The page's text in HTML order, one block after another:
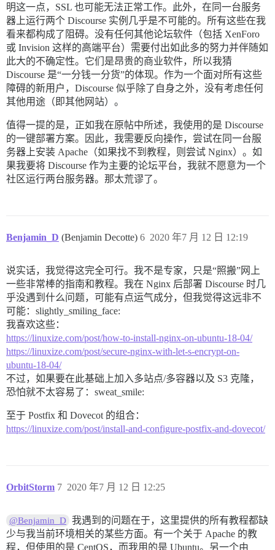
明这一点，SSL 也可能无法正常工作。此外，在同一台服务
器上运行两个 Discourse 实例几乎是不可能的。所有这些在我
看来都构成了阻碍。没有任何其他论坛软件（包括 XenForo
或 Invision 这样的高端平台）需要付出如此多的努力并伴随如
此大的不确定性。它们是昂贵的商业软件，所以我猜
Discourse 是“一分钱一分货”的体现。作为一个面对所有这些
障碍的新用户，Discourse 似乎除了自身之外，没有考虑任何
其他用途（即其他网站）。
值得一提的是，正如我在原帖中所述，我使用的是 Discourse
的一键部署方案。因此，我需要反向操作，尝试在同一台服
务器上安装 Apache（如果找不到教程，则尝试 Nginx）。如
果我要将 Discourse 作为主要的论坛平台，我就不愿意为一个
社区运行两台服务器。那太荒谬了。
Benjamin_D (Benjamin Decotte) 2020 年7 月 12 日 12:19
6
说实话，我觉得这完全可行。我不是专家，只是“照搬”网上
一些非常棒的指南和教程。我在 Nginx 后部署 Discourse 时几
乎没遇到什么问题，可能有点运气成分，但我觉得这远非不
可能：slightly_smiling_face:
我喜欢这些：
https://linuxize.com/post/how-to-install-nginx-on-ubuntu-18-04/
https://linuxize.com/post/secure-nginx-with-let-s-encrypt-on-
ubuntu-18-04/
不过，如果要在此基础上加入多站点/多容器以及 S3 克隆，
恐怕就不太容易了：sweat_smile:
至于 Postfix 和 Dovecot 的组合：
https://linuxize.com/post/install-and-configure-postfix-and-dovecot/
OrbitStorm 2020 年7 月 12 日 12:25
7
@Benjamin_D 我遇到的问题在于，这里提供的所有教程都缺
少与我当前环境相关的某些方面。有一个关于 Apache 的教
程，但使用的是 CentOS，而我用的是 Ubuntu。另一个由